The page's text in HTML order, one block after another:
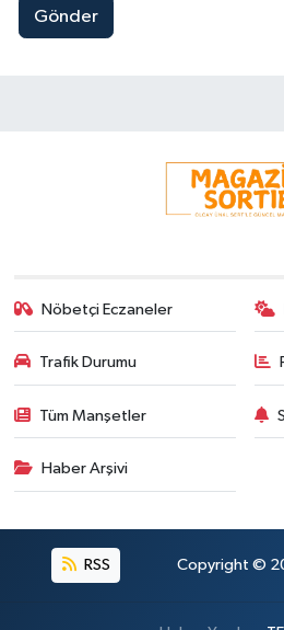
Gönder
Nöbetçi Eczaneler
Trafik Durumu
Tüm Manşetler
Haber Arşivi
RSS Copyright ©